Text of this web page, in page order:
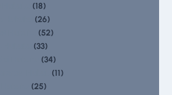
(18)
(26)
(52)
(33)
(34)
(11)
(25)